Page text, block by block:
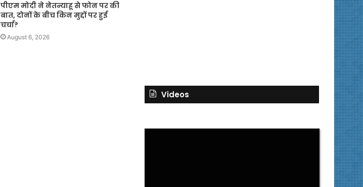
पीएम मोदी ने नेतन्याहू से फोन पर की
बात, दोनों के बीच किन मुद्दों पर हुई
चर्चा?
August 6, 2026
Videos